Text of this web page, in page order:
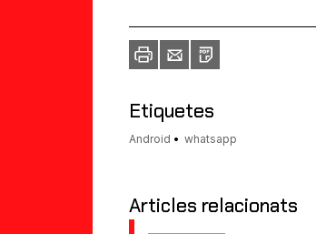
ImprimirEnvia
un
PDF
Etiquetes
Android whatsapp
Articles relacionats